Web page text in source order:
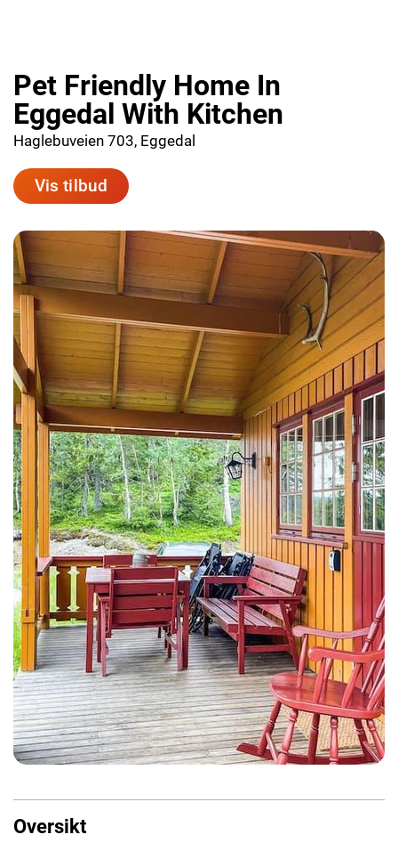
Pet Friendly Home In
Eggedal With Kitchen
Haglebuveien 703, Eggedal
Vis tilbud
Oversikt